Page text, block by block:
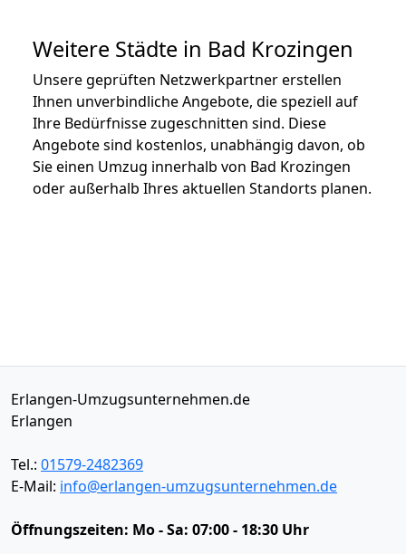
Weitere Städte in Bad Krozingen
Unsere geprüften Netzwerkpartner erstellen
Ihnen unverbindliche Angebote, die speziell auf
Ihre Bedürfnisse zugeschnitten sind. Diese
Angebote sind kostenlos, unabhängig davon, ob
Sie einen Umzug innerhalb von Bad Krozingen
oder außerhalb Ihres aktuellen Standorts planen.
Erlangen-Umzugsunternehmen.de
Erlangen
Tel.: 01579-2482369
E-Mail: info@erlangen-umzugsunternehmen.de
Öffnungszeiten: Mo - Sa: 07:00 - 18:30 Uhr